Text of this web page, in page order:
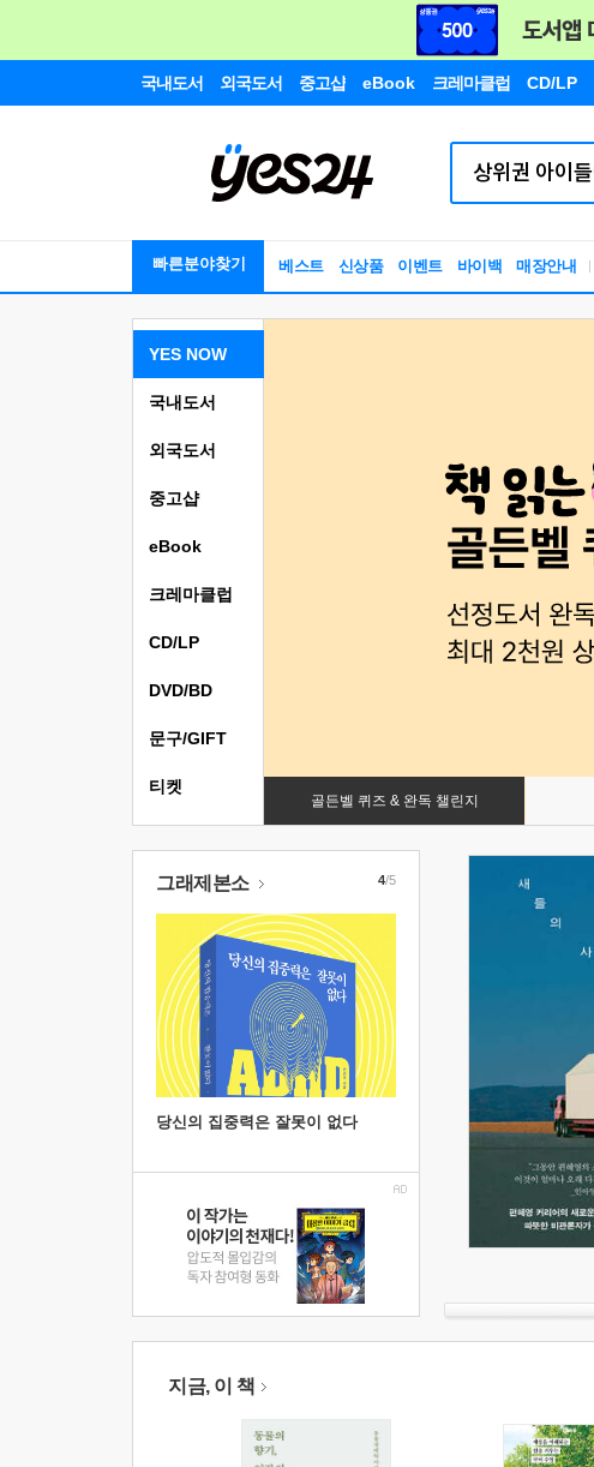
국내도서 외국도서 중고샵 eBook 크레마클럽 CD/LP
빠른분야찾기 베스트 신상품 이벤트 바이백 매장안내
YES NOW
골든벨 퀴즈 & 완독 챌린지
국내도서
외국도서
중고샵
eBook
크레마클럽
CD/LP
DVD/BD
문구/GIFT
티켓
그래제본소
당신의 집중력은 잘못이 없다
4/5
지금, 이 책